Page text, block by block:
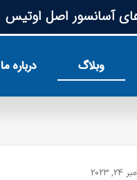
آسانسور اصل اوتیس
وبلاگ درباره ما
2023